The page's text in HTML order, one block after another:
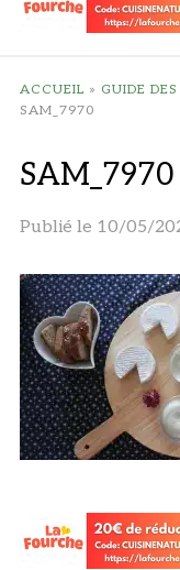
ACCUEIL » GUIDE
SAM_7970
SAM_7970
Publié le 10/05/